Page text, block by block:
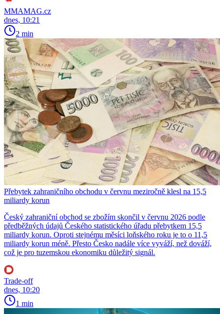
MMAMAG.cz
dnes, 10:21
2 min
Přebytek zahraničního obchodu v červnu meziročně klesl na 15,5
miliardy korun
Český zahraniční obchod se zbožím skončil v červnu 2026 podle
předběžných údajů Českého statistického úřadu přebytkem 15,5
miliardy korun. Oproti stejnému měsíci loňského roku je to o 11,5
miliardy korun méně. Přesto Česko nadále více vyváží, než dováží,
což je pro tuzemskou ekonomiku důležitý signál.
Trade-off
dnes, 10:20
1 min